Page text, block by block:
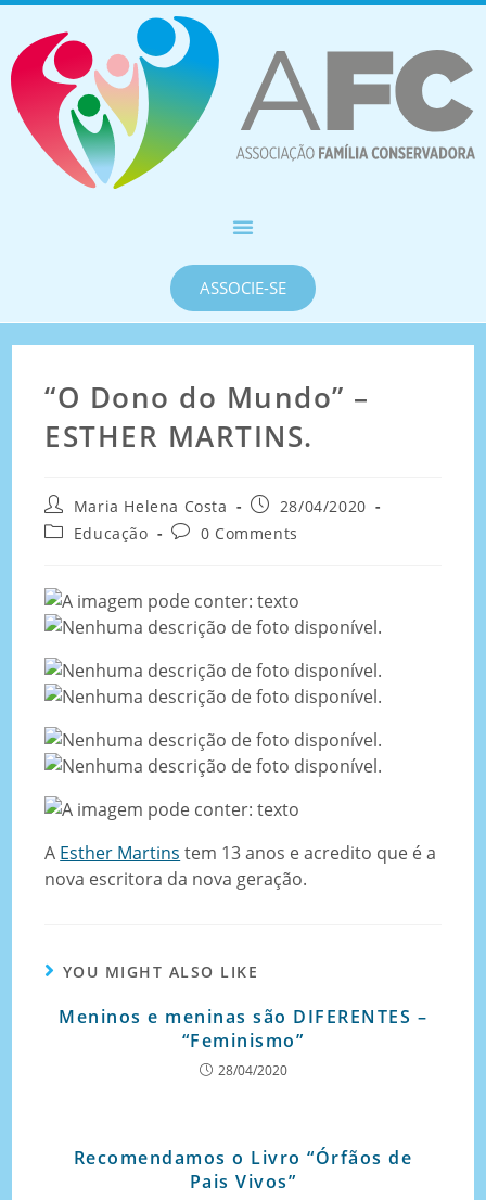
ASSOCIE-SE
“O Dono do Mundo” –
ESTHER MARTINS.
Maria Helena Costa
28/04/2020
Educação
0 Comments
A Esther Martins tem 13 anos e acredito que é a
nova escritora da nova geração.
YOU MIGHT ALSO LIKE
Meninos e meninas são DIFERENTES –
“Feminismo”
28/04/2020
Recomendamos o Livro “Órfãos de
Pais Vivos”